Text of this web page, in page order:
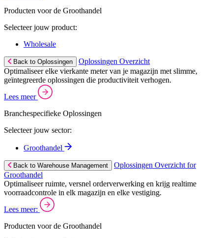
Producten voor de Groothandel
Selecteer jouw product:
Wholesale
Back to Oplossingen
Oplossingen Overzicht
Optimaliseer elke vierkante meter van je magazijn met slimme,
geïntegreerde oplossingen die productiviteit verhogen.
Lees meer
Branchespecifieke Oplossingen
Selecteer jouw sector:
Groothandel
Back to Warehouse Management
Oplossingen Overzicht for
Groothandel
Optimaliseer ruimte, versnel orderverwerking en krijg realtime
voorraadcontrole in elk magazijn en elke vestiging.
Lees meer:
Producten voor de Groothandel